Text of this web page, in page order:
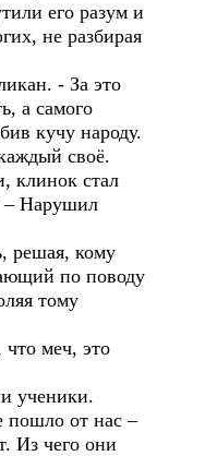
его разум и
не разбирая
- За это
а самого
кучу народу.
своё.
клинок стал
– Нарушил
решая, кому
по поводу
тому
меч, это
ученики.
пошло от нас –
Из чего они